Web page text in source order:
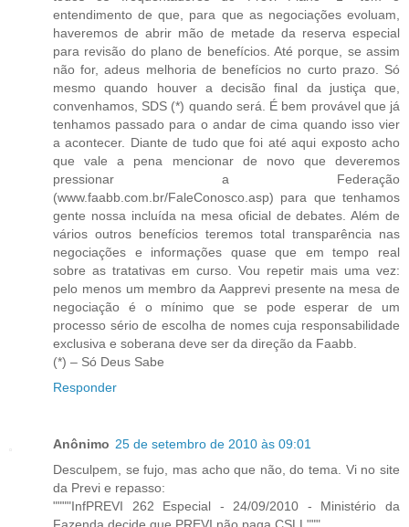
entendimento de que, para que as negociações evoluam,
haveremos de abrir mão de metade da reserva especial
para revisão do plano de benefícios. Até porque, se assim
não for, adeus melhoria de benefícios no curto prazo. Só
mesmo quando houver a decisão final da justiça que,
convenhamos, SDS (*) quando será. É bem provável que já
tenhamos passado para o andar de cima quando isso vier
a acontecer. Diante de tudo que foi até aqui exposto acho
que vale a pena mencionar de novo que deveremos
pressionar a Federação
(www.faabb.com.br/FaleConosco.asp) para que tenhamos
gente nossa incluída na mesa oficial de debates. Além de
vários outros benefícios teremos total transparência nas
negociações e informações quase que em tempo real
sobre as tratativas em curso. Vou repetir mais uma vez:
pelo menos um membro da Aapprevi presente na mesa de
negociação é o mínimo que se pode esperar de um
processo sério de escolha de nomes cuja responsabilidade
exclusiva e soberana deve ser da direção da Faabb.
(*) – Só Deus Sabe
Responder
Anônimo 25 de setembro de 2010 às 09:01
Desculpem, se fujo, mas acho que não, do tema. Vi no site
da Previ e repasso:
""""InfPREVI 262 Especial - 24/09/2010 - Ministério da